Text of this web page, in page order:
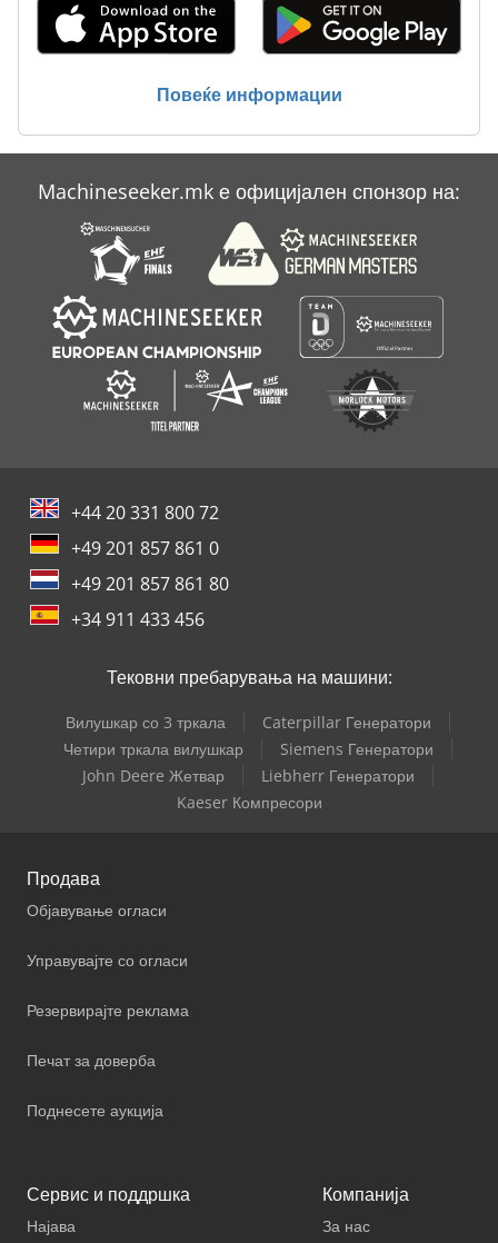
Atlas Copco Ga 55
Atlas Copco Ga 808
Atlas Copco Ga 90
Atlas Copco Ga 90 Ff
Повеќе информации
Machineseeker.mk е официјален спонзор на:
+44 20 331 800 72
+49 201 857 861 0
+49 201 857 861 80
+34 911 433 456
Тековни пребарувања на машини:
Вилушкар со 3 тркала
Caterpillar Генератори
Четири тркала вилушкар
Siemens Генератори
John Deere Жетвар
Liebherr Генератори
Kaeser Компресори
Продава
Објавување огласи
Управувајте со огласи
Резервирајте реклама
Печат за доверба
Поднесете аукција
Сервис и поддршка
Најава
Компанија
За нас